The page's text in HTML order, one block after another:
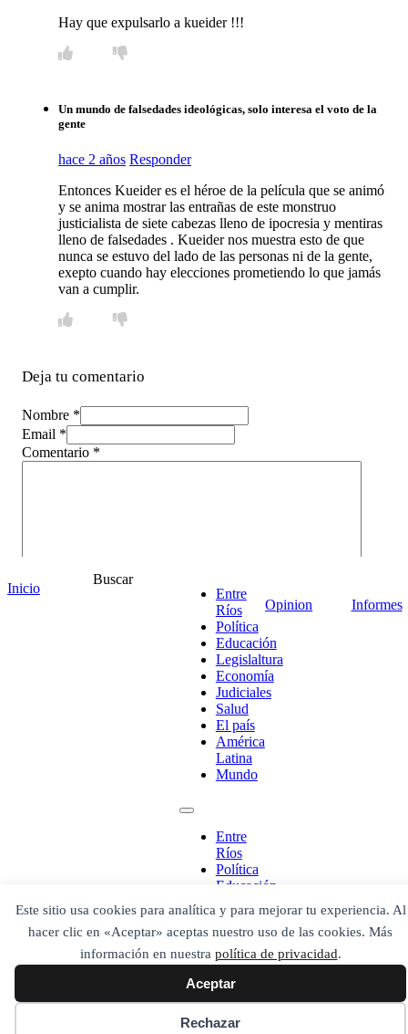
Este sitio usa cookies para analítica y para mejorar tu experiencia. Al
hacer clic en «Aceptar» aceptas nuestro uso de las cookies. Más
información en nuestra política de privacidad.
Aceptar
Rechazar
Hay que expulsarlo a kueider !!!
Un mundo de falsedades ideológicas, solo interesa el voto de la
gente
hace 2 años Responder
Entonces Kueider es el héroe de la película que se animó
y se anima mostrar las entrañas de este monstruo
justicialista de siete cabezas lleno de ipocresia y mentiras
lleno de falsedades . Kueider nos muestra esto de que
nunca se estuvo del lado de las personas ni de la gente,
exepto cuando hay elecciones prometiendo lo que jamás
van a cumplir.
Deja tu comentario
Nombre *
Email *
Comentario *
Inicio
Buscar
Entre
Ríos
Política
Educación
Legislaltura
Economía
Judiciales
Salud
El país
América
Latina
Mundo
Entre
Ríos
Política
Educación
Legislaltura
Economía
Judiciales
Salud
El país
América
Latina
Mundo
Opinion Informes
¡Ponete en contacto!
luego presiona el botón "buscar"
Buscar